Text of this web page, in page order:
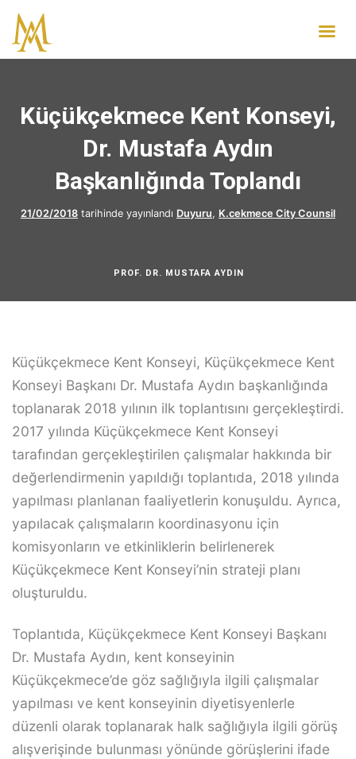
Küçükçekmece Kent Konseyi,
Dr. Mustafa Aydın
Başkanlığında Toplandı
21/02/2018 tarihinde yayınlandı Duyuru, K.cekmece City Counsil
PROF. DR. MUSTAFA AYDIN
Küçükçekmece Kent Konseyi, Küçükçekmece Kent
Konseyi Başkanı Dr. Mustafa Aydın başkanlığında
toplanarak 2018 yılının ilk toplantısını gerçekleştirdi.
2017 yılında Küçükçekmece Kent Konseyi
tarafından gerçekleştirilen çalışmalar hakkında bir
değerlendirmenin yapıldığı toplantıda, 2018 yılında
yapılması planlanan faaliyetlerin konuşuldu. Ayrıca,
yapılacak çalışmaların koordinasyonu için
komisyonların ve etkinliklerin belirlenerek
Küçükçekmece Kent Konseyi’nin strateji planı
oluşturuldu.
Toplantıda, Küçükçekmece Kent Konseyi Başkanı
Dr. Mustafa Aydın, kent konseyinin
Küçükçekmece’de göz sağlığıyla ilgili çalışmalar
yapılması ve kent konseyinin diyetisyenlerle
düzenli olarak toplanarak halk sağlığıyla ilgili görüş
alışverişinde bulunması yönünde görüşlerini ifade